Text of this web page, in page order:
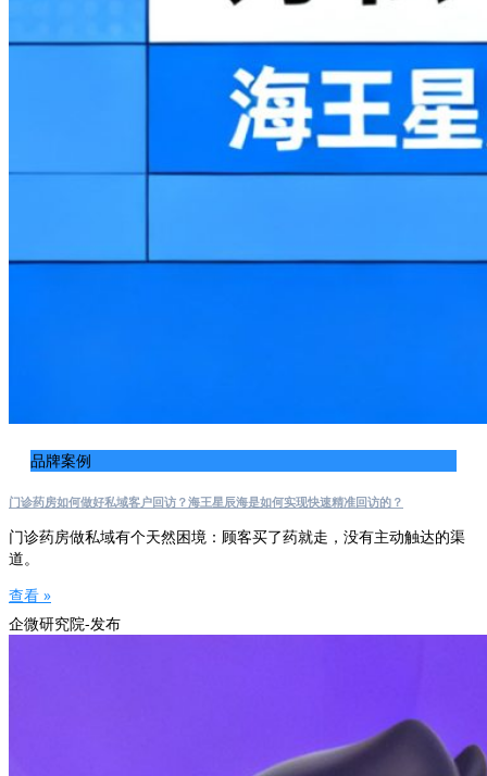
品牌案例
门诊药房如何做好私域客户回访？海王星辰海是如何实现快速精准回访的？
门诊药房做私域有个天然困境：顾客买了药就走，没有主动触达的渠
道。
查看 »
企微研究院-发布